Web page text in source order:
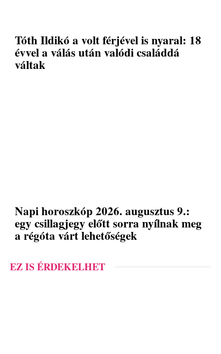
Tóth Ildikó a volt férjével is nyaral: 18
évvel a válás után valódi családdá
váltak
Napi horoszkóp 2026. augusztus 9.:
egy csillagjegy előtt sorra nyílnak meg
a régóta várt lehetőségek
EZ IS ÉRDEKELHET